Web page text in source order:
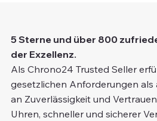
5 Sterne und über 800
der Exzellenz.
Als Chrono24 Trusted Seller
gesetzlichen Anforderungen als
an Zuverlässigkeit und
Uhren, schneller und sicherer